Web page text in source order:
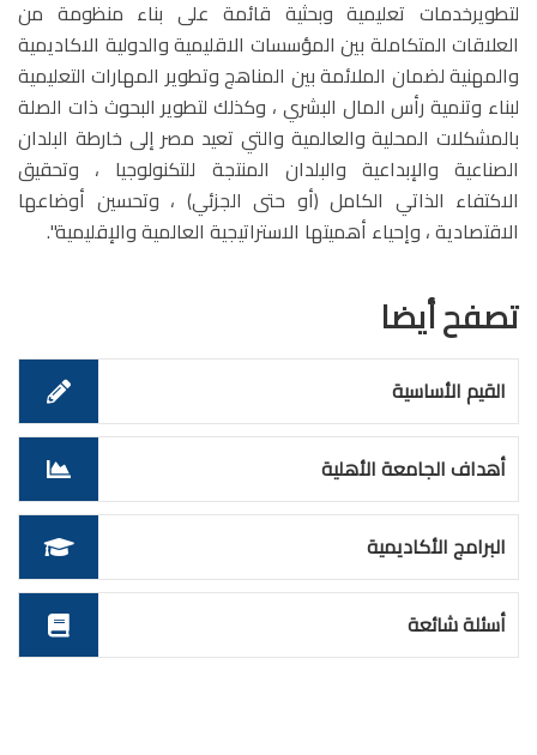
لتطويرخدمات تعليمية وبحثية قائمة على بناء منظومة من
العلاقات المتكاملة بين المؤسسات الاقليمية والدولية الاكاديمية
والمهنية لضمان الملائمة بين المناهج وتطوير المهارات التعليمية
لبناء وتنمية رأس المال البشري ، وكذلك لتطوير البحوث ذات الصلة
بالمشكلات المحلية والعالمية والتي تعيد مصر إلى خارطة البلدان
الصناعية والإبداعية والبلدان المنتجة للتكنولوجيا ، وتحقيق
الاكتفاء الذاتي الكامل (أو حتى الجزئي) ، وتحسين أوضاعها
الاقتصادية ، وإحياء أهميتها الاستراتيجية العالمية والإقليمية".
تصفح أيضا
القيم الأساسية
أهداف الجامعة الأهلية
البرامج الأكاديمية
أسئلة شائعة